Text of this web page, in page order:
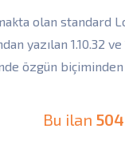
olan standard
yazılan 1.10.32
özgün
Bu ilan 504